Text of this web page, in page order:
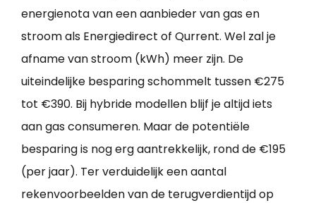
energienota van een aanbieder van gas en
stroom als Energiedirect of Qurrent. Wel zal je
afname van stroom (kWh) meer zijn. De
uiteindelijke besparing schommelt tussen €275
tot €390. Bij hybride modellen blijf je altijd iets
aan gas consumeren. Maar de potentiële
besparing is nog erg aantrekkelijk, rond de €195
(per jaar). Ter verduidelijk een aantal
rekenvoorbeelden van de terugverdientijd op